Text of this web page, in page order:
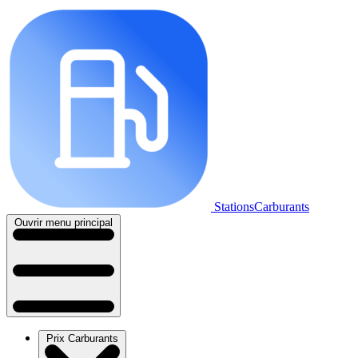
StationsCarburants
Ouvrir menu principal
Prix Carburants